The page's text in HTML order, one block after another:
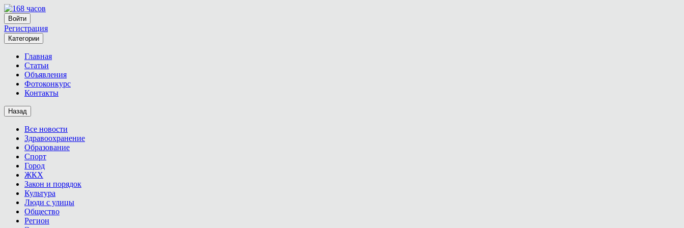
Войти
Регистрация
Категории
Главная
Статьи
Объявления
Фотоконкурс
Контакты
Назад
Все новости
Здравоохранение
Образование
Спорт
Город
ЖКХ
Закон и порядок
Культура
Люди с улицы
Общество
Регион